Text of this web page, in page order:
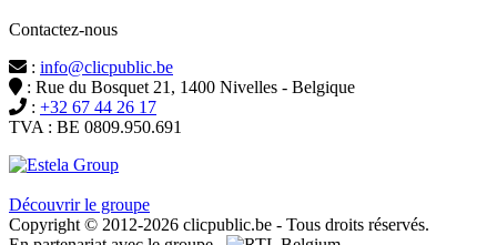
Contactez-nous
: info@clicpublic.be
: Rue du Bosquet 21, 1400 Nivelles - Belgique
: +32 67 44 26 17
TVA : BE 0809.950.691
Découvrir le groupe
Copyright © 2012-2026 clicpublic.be - Tous droits réservés.